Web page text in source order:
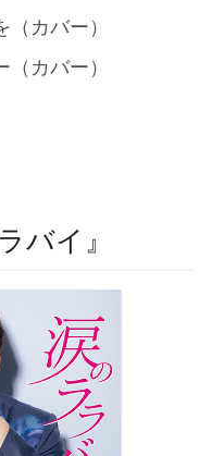
カバー）
カバー）
バイ』